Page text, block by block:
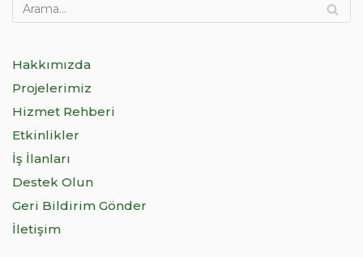
Hakkımızda
Projelerimiz
Hizmet Rehberi
Etkinlikler
İş İlanları
Destek Olun
Geri Bildirim Gönder
İletişim